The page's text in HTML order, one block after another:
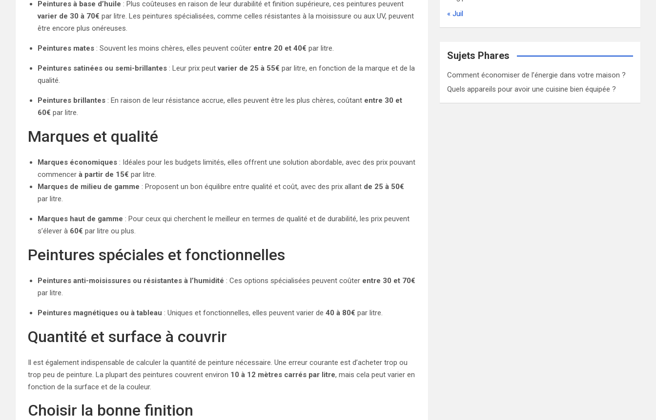
Peintures à base d’huile : Plus coûteuses en raison de leur durabilité et finition supérieure, ces peintures peuvent
varier de 30 à 70€ par litre. Les peintures spécialisées, comme celles résistantes à la moisissure ou aux UV, peuvent
être encore plus onéreuses.
Peintures mates : Souvent les moins chères, elles peuvent coûter entre 20 et 40€ par litre.
Peintures satinées ou semi-brillantes : Leur prix peutvarier de 25 à 55€ par litre, en fonction de la marque et de la
qualité.
Peintures brillantes : En raison de leur résistance accrue, elles peuvent être les plus chères, coûtant entre 30 et
60€ par litre.
Marques et qualité
Marques économiques : Idéales pour les budgets limités, elles offrent une solution abordable, avec des prix pouvant
commencer à partir de 15€ par litre.
Marques de milieu de gamme : Proposent un bon équilibre entre qualité et coût, avec des prix allant de 25 à 50€
par litre.
Marques haut de gamme : Pour ceux qui cherchent le meilleur en termes de qualité et de durabilité, les prix peuvent
s’élever à 60€ par litre ou plus.
Peintures spéciales et fonctionnelles
Peintures anti-moisissures ou résistantes à l’humidité : Ces options spécialisées peuvent coûter entre 30 et 70€
par litre.
Peintures magnétiques ou à tableau : Uniques et fonctionnelles, elles peuvent varier de 40 à 80€ par litre.
Quantité et surface à couvrir
Il est également indispensable de calculer la quantité de peinture nécessaire. Une erreur courante est d’acheter trop ou
trop peu de peinture. La plupart des peintures couvrent environ 10 à 12 mètres carrés par litre, mais cela peut varier en
fonction de la surface et de la couleur.
Choisir la bonne finition
« Juil
Sujets Phares
Comment économiser de l’énergie dans votre maison ?
Quels appareils pour avoir une cuisine bien équipée ?